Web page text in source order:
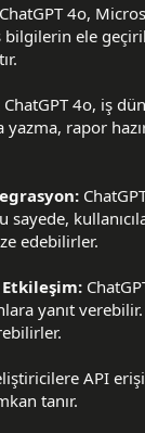
ChatGPT 4o,
bilgilerin ele
ChatGPT 4o, iş
rapor
sayede,
edebilirler.
yanıt
API
tanır.